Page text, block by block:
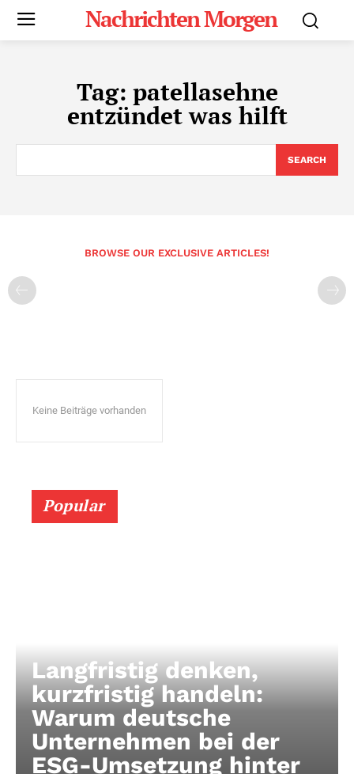
Nachrichten Morgen
Tag: patellasehne
entzündet was hilft
SEARCH
BROWSE OUR EXCLUSIVE ARTICLES!
Keine Beiträge vorhanden
Popular
Langfristig denken,
kurzfristig handeln:
Warum deutsche
Unternehmen bei der
ESG-Umsetzung hinter